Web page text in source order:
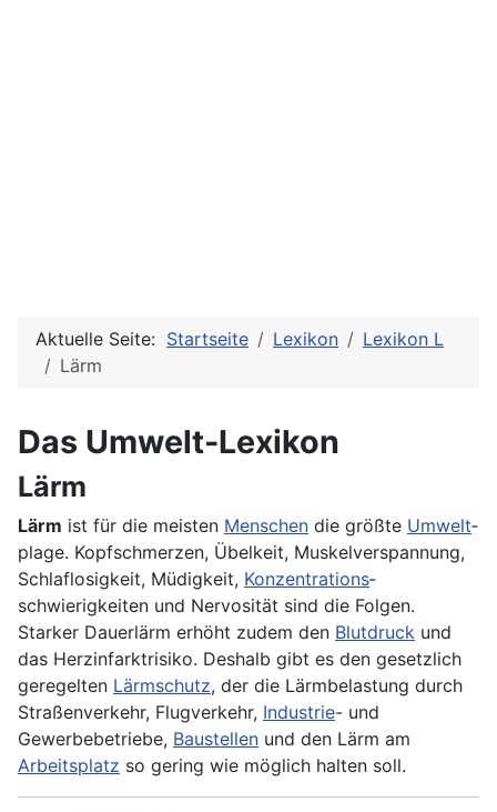
Aktuelle Seite: Startseite Lexikon
Lexikon L
Lärm
Das Umwelt-Lexikon
Lärm
Lärm ist für die meisten Menschen die größte Umwelt­
plage. Kopfschmerzen, Übelkeit, Muskelverspannung,
Schlaflosigkeit, Müdigkeit, Konzentrations­
schwierigkeiten und Nervosität sind die Folgen.
Starker Dauerlärm erhöht zudem den Blutdruck und
das Herzinfarktrisiko. Deshalb gibt es den gesetzlich
geregelten Lärmschutz, der die Lärmbelastung durch
Straßenverkehr, Flugverkehr, Industrie- und
Gewerbebetriebe, Baustellen und den Lärm am
Arbeitsplatz so gering wie möglich halten soll.